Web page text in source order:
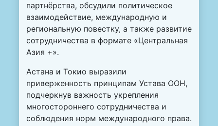
партнёрства, обсудили политическое
взаимодействие, международную и
региональную повестку, а также развитие
сотрудничества в формате «Центральная
Азия +».
Астана и Токио выразили
приверженность принципам Устава ООН,
подчеркнув важность укрепления
многостороннего сотрудничества и
соблюдения норм международного права.